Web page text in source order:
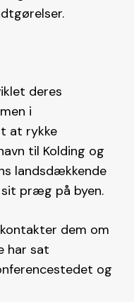
deres
i
at rykke
til Kolding og
landsdækkende
præg på byen.
dem om
har sat
og